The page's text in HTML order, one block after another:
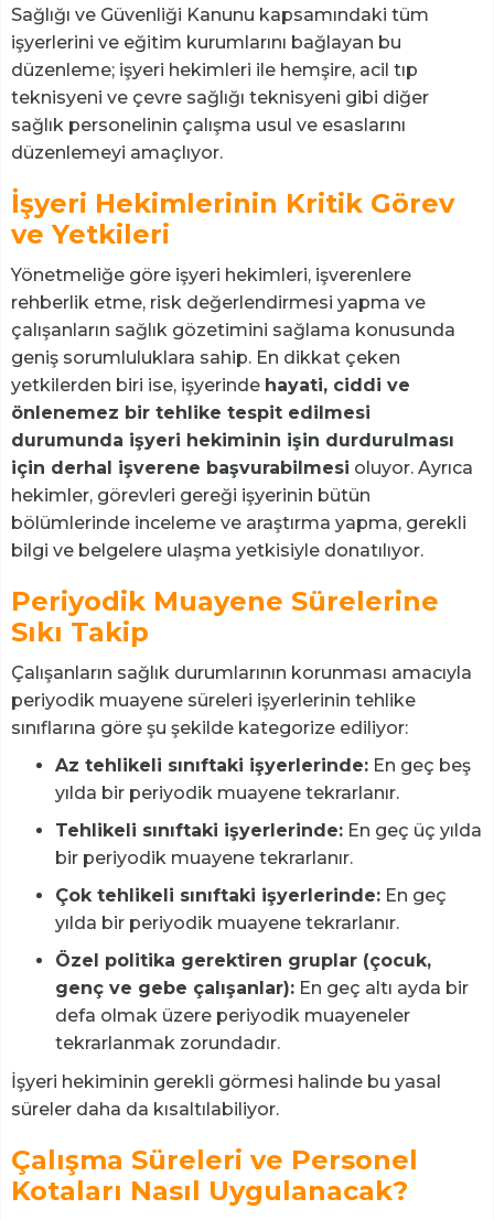
Sağlığı ve Güvenliği Kanunu kapsamındaki tüm
işyerlerini ve eğitim kurumlarını bağlayan bu
düzenleme; işyeri hekimleri ile hemşire, acil tıp
teknisyeni ve çevre sağlığı teknisyeni gibi diğer
sağlık personelinin çalışma usul ve esaslarını
düzenlemeyi amaçlıyor.
İşyeri Hekimlerinin Kritik Görev
ve Yetkileri
Yönetmeliğe göre işyeri hekimleri, işverenlere
rehberlik etme, risk değerlendirmesi yapma ve
çalışanların sağlık gözetimini sağlama konusunda
geniş sorumluluklara sahip. En dikkat çeken
yetkilerden biri ise, işyerinde hayati, ciddi ve
önlenemez bir tehlike tespit edilmesi
durumunda işyeri hekiminin işin durdurulması
için derhal işverene başvurabilmesi oluyor. Ayrıca
hekimler, görevleri gereği işyerinin bütün
bölümlerinde inceleme ve araştırma yapma, gerekli
bilgi ve belgelere ulaşma yetkisiyle donatılıyor.
Periyodik Muayene Sürelerine
Sıkı Takip
Çalışanların sağlık durumlarının korunması amacıyla
periyodik muayene süreleri işyerlerinin tehlike
sınıflarına göre şu şekilde kategorize ediliyor:
Az tehlikeli sınıftaki işyerlerinde: En geç beş
yılda bir periyodik muayene tekrarlanır.
Tehlikeli sınıftaki işyerlerinde: En geç üç yılda
bir periyodik muayene tekrarlanır.
Çok tehlikeli sınıftaki işyerlerinde: En geç
yılda bir periyodik muayene tekrarlanır.
Özel politika gerektiren gruplar (çocuk,
genç ve gebe çalışanlar): En geç altı ayda bir
defa olmak üzere periyodik muayeneler
tekrarlanmak zorundadır.
İşyeri hekiminin gerekli görmesi halinde bu yasal
süreler daha da kısaltılabiliyor.
Çalışma Süreleri ve Personel
Kotaları Nasıl Uygulanacak?